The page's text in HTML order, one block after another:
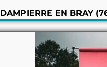
DAMPIERRE EN BRAY